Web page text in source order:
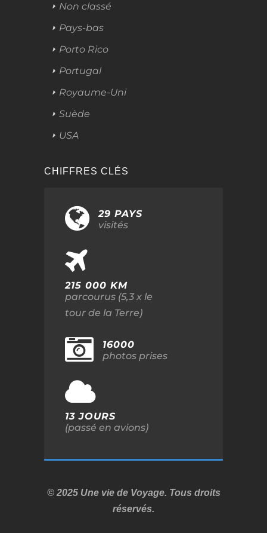
Non classé
Pays-bas
Porto Rico
Portugal
Royaume-Uni
Suède
USA
CHIFFRES CLÉS
29 PAYS
visités
215 000 KM
parcourus (5,3 x le
tour de la Terre)
16000
photos prises
13 JOURS
(passé en avions)
© 2025 Une vie de Voyage. Tous droits
réservés.